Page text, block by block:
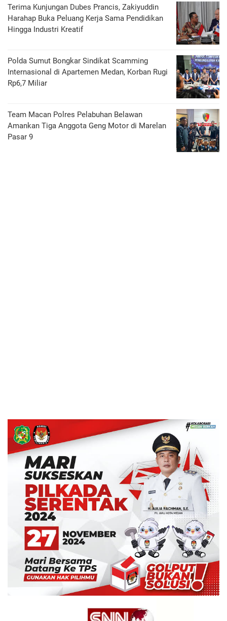
Terima Kunjungan Dubes Prancis, Zakiyuddin
Harahap Buka Peluang Kerja Sama Pendidikan
Hingga Industri Kreatif
Polda Sumut Bongkar Sindikat Scamming
Internasional di Apartemen Medan, Korban Rugi
Rp6,7 Miliar
Team Macan Polres Pelabuhan Belawan
Amankan Tiga Anggota Geng Motor di Marelan
Pasar 9